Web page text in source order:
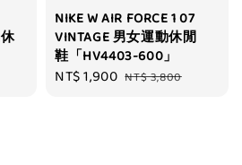
NIKE W AIR FORCE 1 07
VINTAGE 男女運動休閒
鞋「HV4403-600」
Sale
NT$ 1,900 Regular
NT$ 3,800